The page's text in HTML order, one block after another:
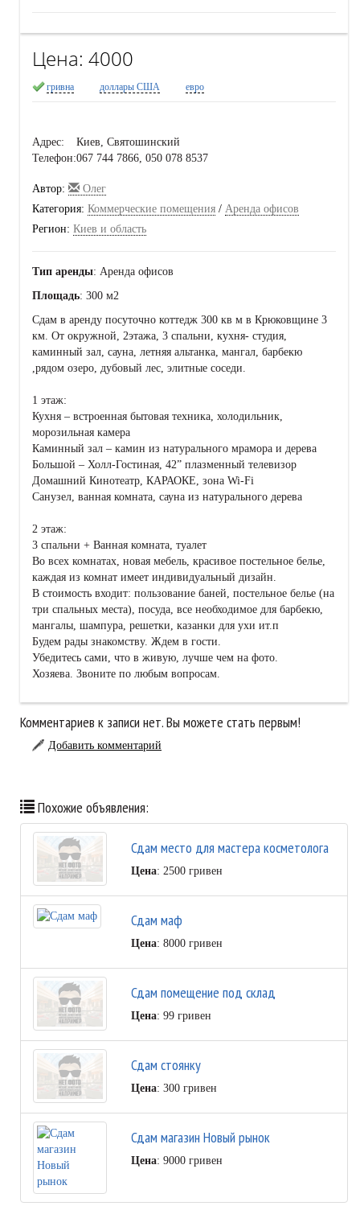
Цена: 4000
гривна доллары США евро
Адрес:
Киев, Святошинский
Телефон:067 744 7866, 050 078 8537
Автор:
Олег
Категория: Коммерческие помещения / Аренда офисов
Регион: Киев и область
Тип аренды: Аренда офисов
Площадь: 300 м2
Сдам в аренду посуточно коттедж 300 кв м в Крюковщине 3
км. От окружной, 2этажа, 3 спальни, кухня- студия,
каминный зал, сауна, летняя альтанка, мангал, барбекю
,рядом озеро, дубовый лес, элитные соседи.
1 этаж:
Кухня – встроенная бытовая техника, холодильник,
морозильная камера
Каминный зал – камин из натурального мрамора и дерева
Большой – Холл-Гостиная, 42” плазменный телевизор
Домашний Кинотеатр, КАРАОКЕ, зона Wi-Fi
Санузел, ванная комната, сауна из натурального дерева
2 этаж:
3 спальни + Ванная комната, туалет
Во всех комнатах, новая мебель, красивое постельное белье,
каждая из комнат имеет индивидуальный дизайн.
В стоимость входит: пользование баней, постельное белье (на
три спальных места), посуда, все необходимое для барбекю,
мангалы, шампура, решетки, казанки для ухи ит.п
Будем рады знакомству. Ждем в гости.
Убедитесь сами, что в живую, лучше чем на фото.
Хозяева. Звоните по любым вопросам.
Комментариев к записи нет. Вы можете стать первым!
Добавить комментарий
Похожие объявления:
Сдам место для мастера косметолога
Цена: 2500 гривен
Сдам маф
Цена: 8000 гривен
Сдам помещение под склад
Цена: 99 гривен
Сдам стоянку
Цена: 300 гривен
Сдам магазин Новый рынок
Цена: 9000 гривен